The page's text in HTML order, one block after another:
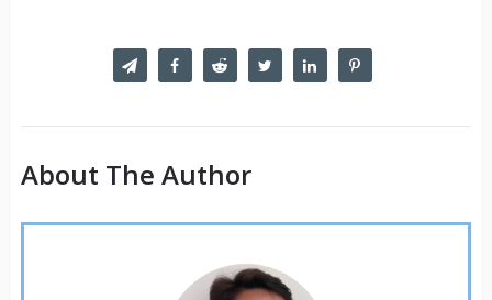
About The Author